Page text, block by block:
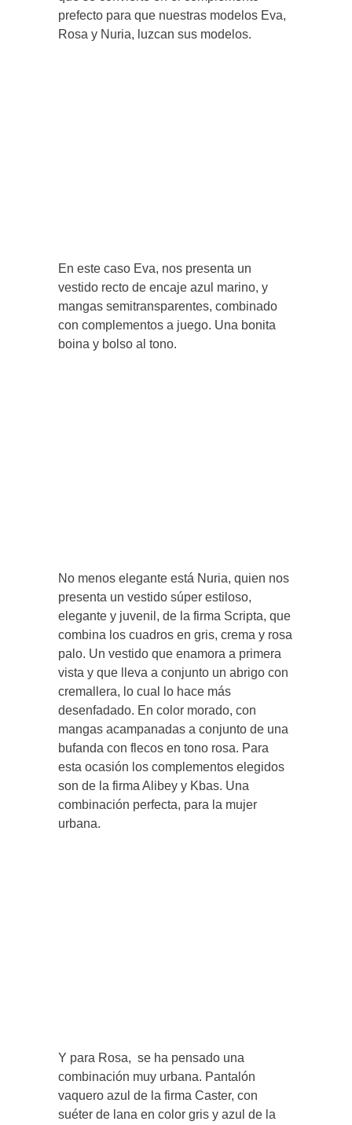
prefecto para que nuestras modelos Eva,
Rosa y Nuria, luzcan sus modelos.
En este caso Eva, nos presenta un
vestido recto de encaje azul marino, y
mangas semitransparentes, combinado
con complementos a juego. Una bonita
boina y bolso al tono.
No menos elegante está Nuria, quien nos
presenta un vestido súper estiloso,
elegante y juvenil, de la firma Scripta, que
combina los cuadros en gris, crema y rosa
palo. Un vestido que enamora a primera
vista y que lleva a conjunto un abrigo con
cremallera, lo cual lo hace más
desenfadado. En color morado, con
mangas acampanadas a conjunto de una
bufanda con flecos en tono rosa. Para
esta ocasión los complementos elegidos
son de la firma Alibey y Kbas. Una
combinación perfecta, para la mujer
urbana.
Y para Rosa, se ha pensado una
combinación muy urbana. Pantalón
vaquero azul de la firma Caster, con
suéter de lana en color gris y azul de la